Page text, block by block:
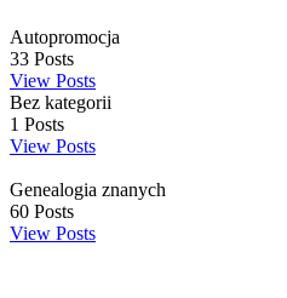
Autopromocja
33 Posts
View Posts
Bez kategorii
1 Posts
View Posts
Genealogia znanych
60 Posts
View Posts